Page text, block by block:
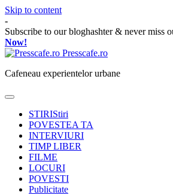
Skip to content
-
Subscribe to our bloghashter & never miss
Now!
Presscafe.ro
Cafeneau experientelor urbane
STIRIStiri
POVESTEA TA
INTERVIURI
TIMP LIBER
FILME
LOCURI
POVESTI
Publicitate